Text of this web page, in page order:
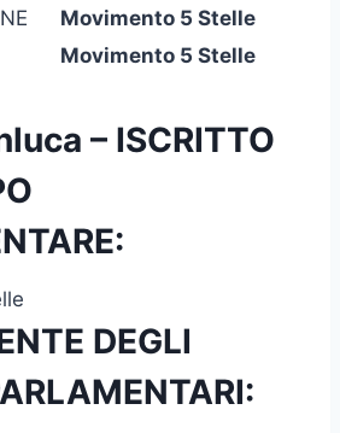
Movimento 5 Stelle
Movimento 5 Stelle
– ISCRITTO
DEGLI